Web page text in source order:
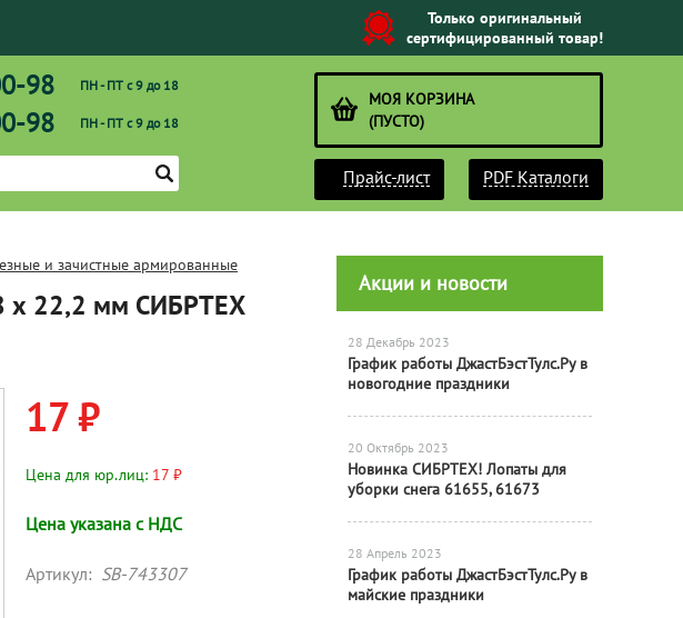
Только оригинальный
сертифицированный товар!
98 ПН - ПТ с 9 до 18
98 ПН - ПТ с 9 до 18
МОЯ КОРЗИНА
(ПУСТО)
Прайс-лист PDF Каталоги
и зачистные армированные
х 22,2 мм СИБРТЕХ
17 ₽
Цена для юр.лиц: 17 ₽
Цена указана с НДС
Артикул: SB-743307
Акции и новости
28 Декабрь 2023
График работы ДжастБэстТулс.Ру в
новогодние праздники
20 Октябрь 2023
Новинка СИБРТЕХ! Лопаты для
уборки снега 61655, 61673
28 Апрель 2023
График работы ДжастБэстТулс.Ру в
майские праздники